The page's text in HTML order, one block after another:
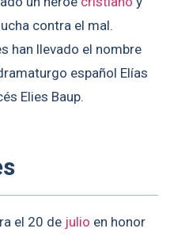
contra el mal.
han llevado el nombre
español Elías
Elies Baup.
el 20 de julio en honor